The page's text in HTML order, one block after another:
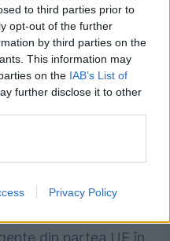
to third parties prior to
opt-out of the further
by third parties on the
This information may
on the IAB’s List of
further disclose it to other
Privacy Policy
din partea UE în